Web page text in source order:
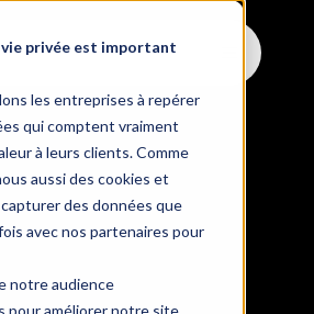
privée est important
les entreprises à repérer
qui comptent vraiment
à leurs clients. Comme
aussi des cookies et
des données que
avec nos partenaires pour
notre audience
pour améliorer notre site